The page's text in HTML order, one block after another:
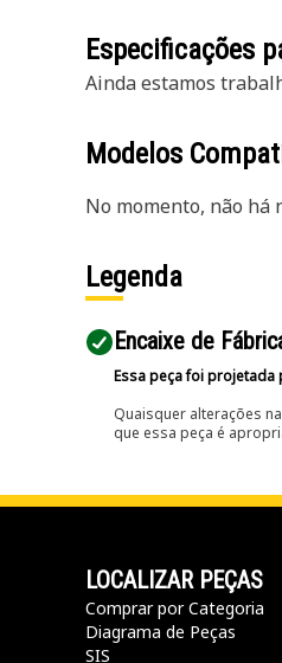
Especificações
Ainda estamos
Modelos
No momento, não há
Legenda
Encaixe de
Essa peça foi projetada
Quaisquer alterações
que essa peça é
LOCALIZAR PEÇAS
Comprar por Categoria
Diagrama de Peças
SIS